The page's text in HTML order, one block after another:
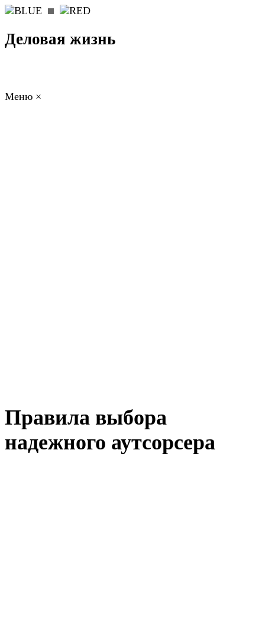
Деловая жизнь
Меню ×
Правила выбора
надежного аутсорсера